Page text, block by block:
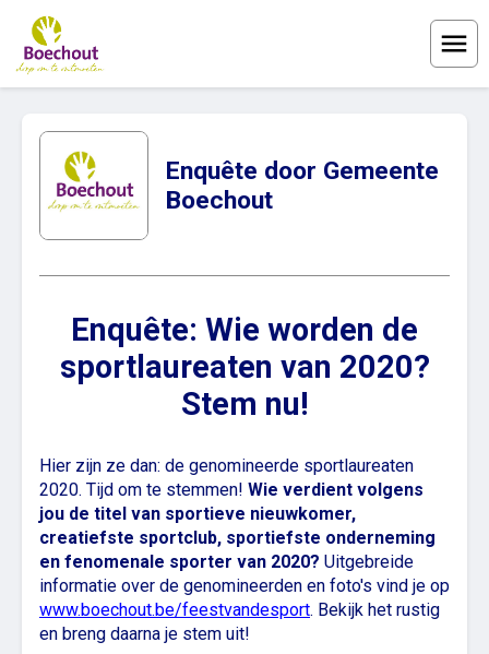
Enquête door Gemeente
Boechout
Enquête: Wie worden de
sportlaureaten van 2020?
Stem nu!
Hier zijn ze dan: de genomineerde sportlaureaten
2020. Tijd om te stemmen! Wie verdient volgens
jou de titel van sportieve nieuwkomer,
creatiefste sportclub, sportiefste onderneming
en fenomenale sporter van 2020? Uitgebreide
informatie over de genomineerden en foto's vind je op
www.boechout.be/feestvandesport. Bekijk het rustig
en breng daarna je stem uit!